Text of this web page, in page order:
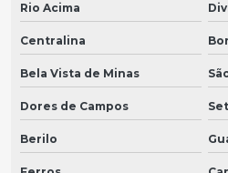
Rio Acima
Centralina
Bela Vista de Minas
Dores de Campos
Berilo